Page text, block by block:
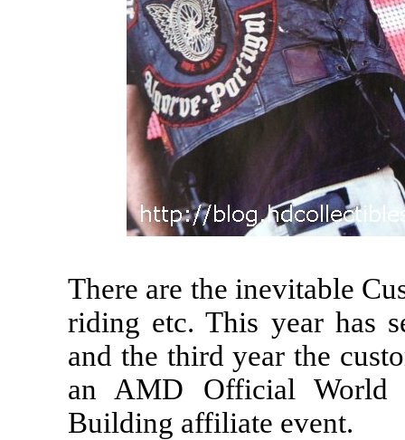
There are the inevitable
riding etc. This year has
and the third year the
an AMD Official World
Building affiliate event.